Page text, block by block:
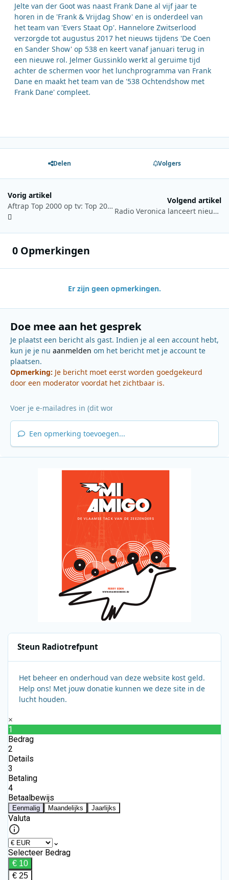
Jelte van der Goot was naast Frank Dane al vijf jaar te
horen in de 'Frank & Vrijdag Show' en is onderdeel van
het team van 'Evers Staat Op'. Hannelore Zwitserlood
verzorgde tot augustus 2017 het nieuws tijdens 'De Coen
en Sander Show' op 538 en keert vanaf januari terug in
een nieuwe rol. Jelmer Gussinklo werkt al geruime tijd
achter de schermen voor het lunchprogramma van Frank
Dane en maakt het team van de '538 Ochtendshow met
Frank Dane' compleet.
Delen Volgers
Vorig artikel
Aftrap Top 2000 op tv: Top 2000 Quiz en Untold Stories
Volgend artikel
Radio Veronica lanceert nieuwe website
0 Opmerkingen
Er zijn geen opmerkingen.
Doe mee aan het gesprek
Je plaatst een bericht als gast. Indien je al een account hebt,
kun je je nu aanmelden om het bericht met je account te
plaatsen.
Opmerking: Je bericht moet eerst worden goedgekeurd
door een moderator voordat het zichtbaar is.
Een opmerking toevoegen...
Steun Radiotrefpunt
Het beheer en onderhoud van deze website kost geld.
Help ons! Met jouw donatie kunnen we deze site in de
lucht houden.